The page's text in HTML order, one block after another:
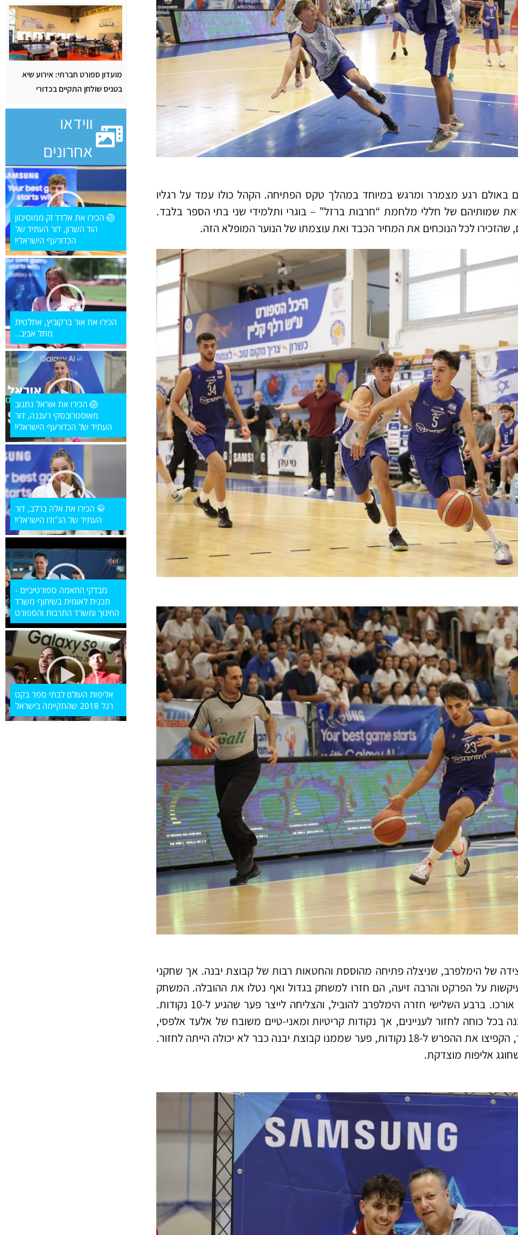
באולם רגע מצמרר ומרגש במיוחד במהלך טקס הפתיחה. הקהל כולו עמד על רגליו
שמותיהם של חללי מלחמת “חרבות ברזל” – בוגרי ותלמידי שני בתי הספר בלבד.
של הימלפרב, שניצלה פתיחה מהוססת והחטאות רבות של קבוצת יבנה. אך שחקני
על הפרקט והרבה זיעה, הם חזרו למשחק בגדול ואף נטלו את ההובלה.המשחק
המשיך להיות צמוד ומתוח לכל אורכו. ברבע השלישי חזרה הימלפרב להוביל, והצליחה לייצר פער שהגיע ל-10 נקודות.
בכל כוחה לחזור לעניינים, אך נקודות קריטיות ומאני-טיים משובח של אלעד אלפסי,
שנבחר ל MVP של משחק הגמר, הקפיצו את ההפרש ל-18 נקודות, פער שממנו קבוצת יבנה כבר לא יכולה הייתה לחזור.
מועדון ספורט חברתי: אירוע שיא
בטניס שולחן התקיים בכדורי
ווידאו
אחרונים
🏐 הכירו את אלדד זק ממוסינזון
הוד השרון, דור העתיד של
הכדורעף הישראלי!
הכירו את אור ברקוביץ, אתלטית
מתל אביב...
🏐 הכירו את אוראל נתנוב
מאוסטרובסקי רעננה, דור
העתיד של הכדורעף הישראלי!
🥋 הכירו את אלה ברלב, דור
העתיד של הג׳ודו הישראלי!
מבדקי התאמה ספורטיביים -
תכנית לאומית בשיתוף משרד
החינוך ומשרד התרבות והספורט
אליפות העולם לבתי ספר בקט
רגל 2018 שהתקיימה בישראל